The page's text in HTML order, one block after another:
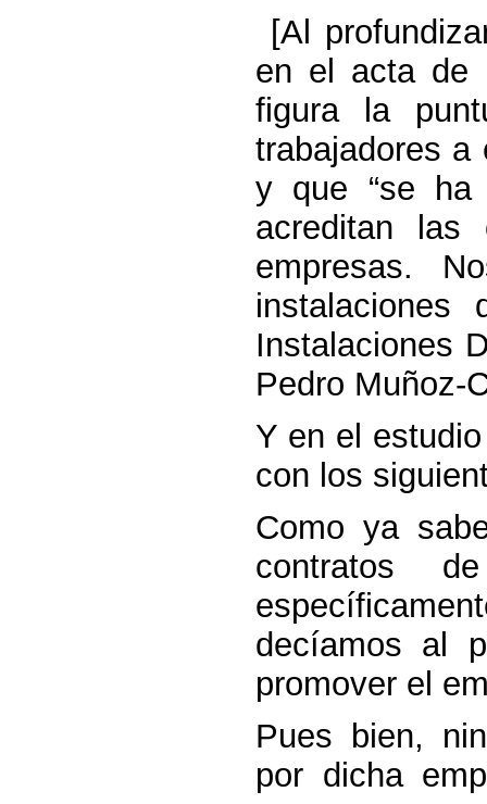
[Al
en el acta de
figura la
trabajadores a
y que “se ha
acreditan las
empresas.
instalaciones
Instalaciones
Pedro Muñoz-
Y en el
con los
Como ya
contratos
decíamos al
promover el
Pues bien,
por dicha